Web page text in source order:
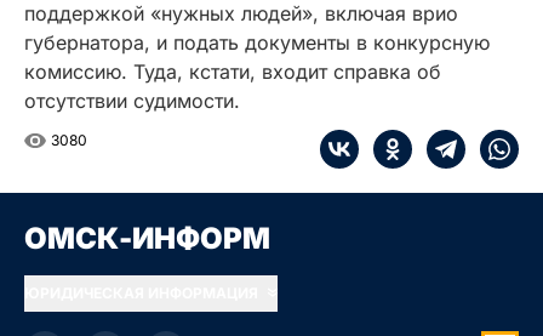
поддержкой «нужных людей», включая врио
губернатора, и подать документы в конкурсную
комиссию. Туда, кстати, входит справка об
отсутствии судимости.
3080
ОМСК-ИНФОРМ